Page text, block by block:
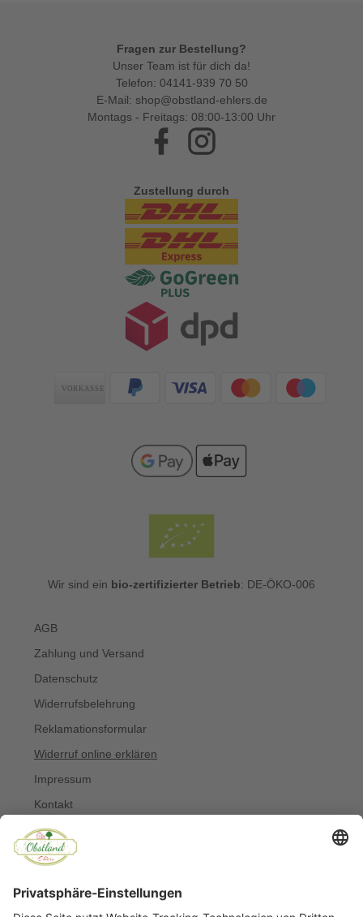
Fragen zur Bestellung?
Unser Team ist für dich da!
Telefon: 04141-939 70 50
E-Mail: shop@obstland-ehlers.de
Montags - Freitags: 08:00-13:00 Uhr
Facebook
Zustellung durch
Zahlungsarten
Wir sind ein bio-zertifizierter Betrieb: DE-ÖKO-006
AGB
Zahlung und Versand
Datenschutz
Widerrufsbelehrung
Reklamationsformular
Widerruf online erklären
Impressum
Kontakt
Über uns
Allergiker